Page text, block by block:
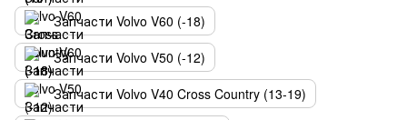
Запчасти Volvo V60 (-18)
Запчасти Volvo V50 (-12)
Запчасти Volvo V40 Cross Country (13-19)